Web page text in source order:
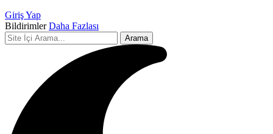
Giriş Yap
Bildirimler Daha Fazlası